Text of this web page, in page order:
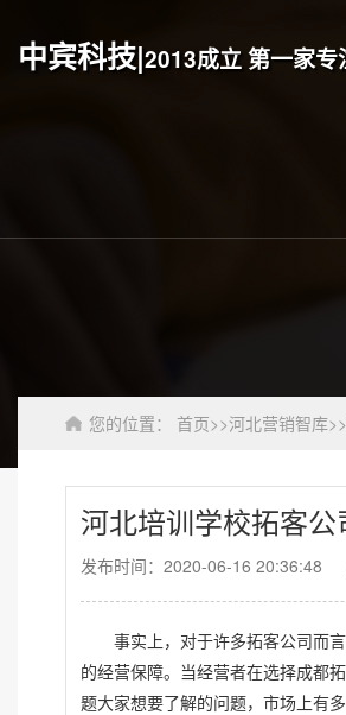
中宾科技|2013成立 第一家
您的位置： 首页>>河北营销智库>>
河北培训学校拓客公
发布时间：2020-06-16 20:36:48
事实上，对于许多拓客公司而
的经营保障。当经营者在选择成都
题大家想要了解的问题，市场上有